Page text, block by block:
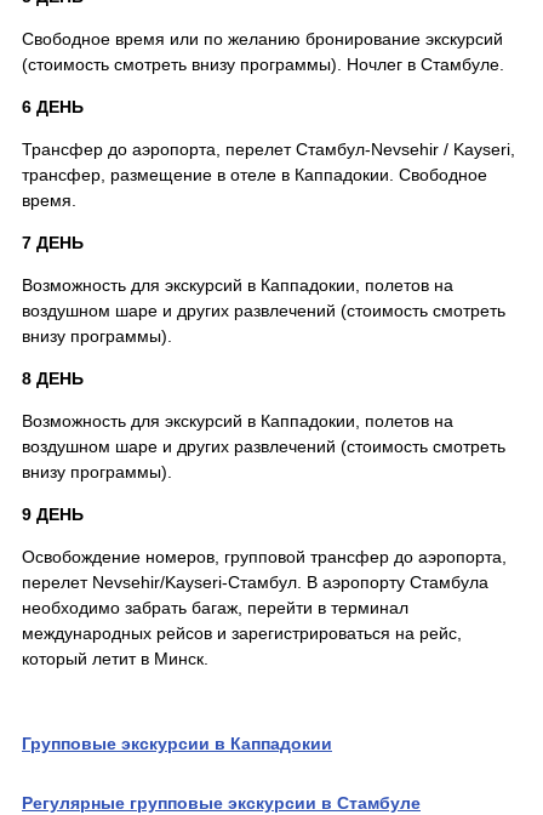
Свободное время или по желанию бронирование экскурсий
(стоимость смотреть внизу программы). Ночлег в Стамбуле.
6 ДЕНЬ
Трансфер до аэропорта, перелет Стамбул-Nevsehir / Kayseri,
трансфер, размещение в отеле в Каппадокии. Свободное
время.
7 ДЕНЬ
Возможность для экскурсий в Каппадокии, полетов на
воздушном шаре и других развлечений (стоимость смотреть
внизу программы).
8 ДЕНЬ
Возможность для экскурсий в Каппадокии, полетов на
воздушном шаре и других развлечений (стоимость смотреть
внизу программы).
9 ДЕНЬ
Освобождение номеров, групповой трансфер до аэропорта,
перелет Nevsehir/Kayseri-Стамбул. В аэропорту Стамбула
необходимо забрать багаж, перейти в терминал
международных рейсов и зарегистрироваться на рейс,
который летит в Минск.
Групповые экскурсии в Каппадокии
Регулярные групповые экскурсии в Стамбуле